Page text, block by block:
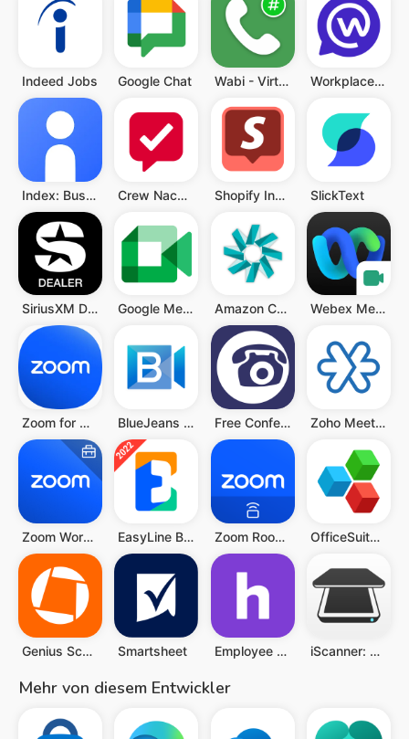
Indeed Jobs Google Chat Wabi - Virtuelle Telefonnummer Workplace Chat from Meta
Index: Business Phone Number Crew Nachrichten und Planung Shopify Inbox SlickText
SiriusXM Dealer Google Meet (original) Amazon Chime Webex Meetings
Zoom for Chromebook BlueJeans Video Conferencing Free Conference Call Zoho Meeting - Onlinemeetings
Zoom Workplace for Intune EasyLine Business Phone Number Zoom Rooms Controller OfficeSuite: Word, Sheets, PDF
Genius Scan - PDF Scanner Smartsheet Employee Schedule & Time Clock iScanner: PDF-Scanner-App.
Mehr von diesem Entwickler